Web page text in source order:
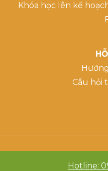
Khóa học lên kế
Câu hỏi
Hotline: